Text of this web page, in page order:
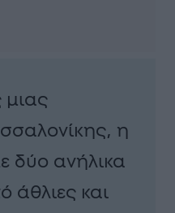
μιας
η
δύο ανήλικα
άθλιες και